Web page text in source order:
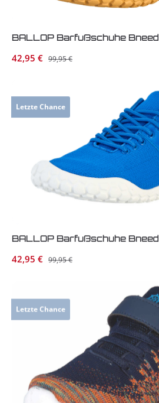
BALLOP Barfußschuhe Bneed
Verkaufspreis:
42,95 € Regulärer Preis:
99,95 €
Letzte Chance
BALLOP Barfußschuhe Bneed
Verkaufspreis:
42,95 € Regulärer Preis:
99,95 €
Letzte Chance